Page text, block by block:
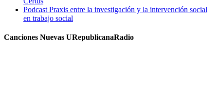
Podcast Praxis entre la investigación y la intervención social
en trabajo social
Canciones Nuevas URepublicanaRadio